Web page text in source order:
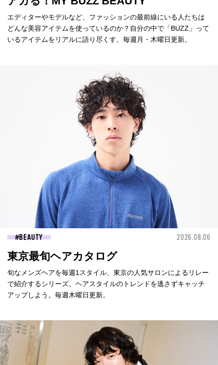
エディターやモデルなど、ファッションの最前線にいる人たちは
どんな美容アイテムを使っているのか？自分の中で「BUZZ」って
いるアイテムをリアルに語り尽くす。毎週月・木曜日更新。
BEAUTY 2026.08.06
東京最旬ヘアカタログ
旬なメンズヘアを毎週1スタイル、東京の人気サロンによるリレー
で紹介するシリーズ。ヘアスタイルのトレンドを逃さずキャッチ
アップしよう。毎週木曜日更新。